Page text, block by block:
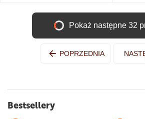
Pokaż następne 32
POPRZEDNIA
Bestsellery